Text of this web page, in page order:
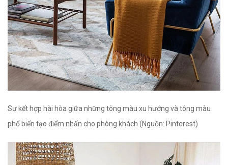
Sự kết hợp hài hòa giữa những tông màu xu hướng và tông màu
phổ biến tạo điểm nhấn cho phòng khách (Nguồn: Pinterest)